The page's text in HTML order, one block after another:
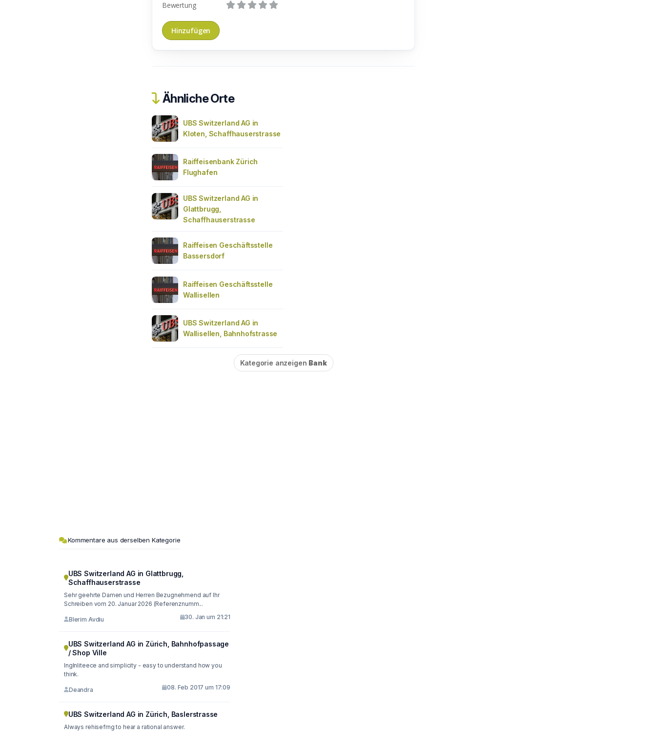
Bewertung
Ähnliche Orte
UBS Switzerland AG in
Kloten, Schaffhauserstrasse
Raiffeisenbank Zürich
Flughafen
UBS Switzerland AG in
Glattbrugg,
Schaffhauserstrasse
Raiffeisen Geschäftsstelle
Bassersdorf
Raiffeisen Geschäftsstelle
Wallisellen
UBS Switzerland AG in
Wallisellen, Bahnhofstrasse
Kategorie anzeigen Bank
Kommentare aus derselben Kategorie
UBS Switzerland AG in Glattbrugg,
Schaffhauserstrasse
Sehr geehrte Damen und Herren Bezugnehmend auf Ihr
Schreiben vom 20. Januar 2026 (Referenznumm...
Blerim Avdiu 30. Jan um 21:21
UBS Switzerland AG in Zürich, Bahnhofpassage
/ Shop Ville
Inglnliteece and simplicity - easy to understand how you
think.
Deandra 08. Feb 2017 um 17:09
UBS Switzerland AG in Zürich, Baslerstrasse
Always rehisefrng to hear a rational answer.